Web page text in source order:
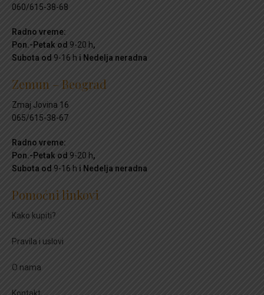
060/615-38-68
Radno vreme:
Pon.-Petak od 9-20 h,
Subota od 9-16 h i Nedelja neradna
Zemun – Beograd
Zmaj Jovina 16
065/615-38-67
Radno vreme:
Pon.-Petak od 9-20 h,
Subota od 9-16 h i Nedelja neradna
Pomoćni linkovi
Kako kupiti?
Pravila i uslovi
O nama